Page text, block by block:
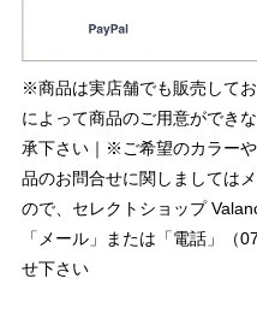
※商品は実店舗でも販売して
によって商品のご用意ができ
承下さい｜※ご希望のカラー
品のお問合せに関しましては
ので、セレクトショップ
「メール」または「電話」（
せ下さい